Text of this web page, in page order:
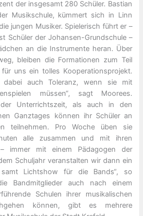
der insgesamt 280 Schüler. Bastian
Musikschule, kümmert sich in Linn
jungen Musiker. Spielerisch führt er –
Schüler der Johansen-Grundschule –
an die Instrumente heran. Über
bleiben die Formationen zum Teil
uns ein tolles Kooperationsprojekt.
dabei auch Toleranz, wenn sie mit
müssen“, sagt Moorees.
Unterrichtszeit, als auch in den
Ganztages können ihr Schüler an
teilnehmen. Pro Woche üben sie
alle zusammen und mit ihren
immer mit einem Pädagogen der
Schuljahr veranstalten wir dann ein
samt Lichtshow für die Bands“, so
Bandmitglieder auch nach einem
Schulen ihrer musikalischen
können, gibt es mehrere